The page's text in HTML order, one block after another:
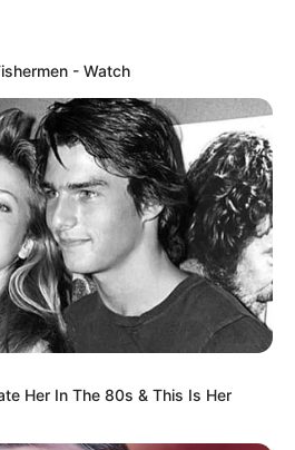
- Watch
Her In The 80s & This Is Her